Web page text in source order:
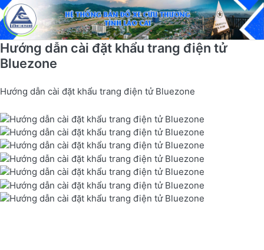
Hướng dẫn cài đặt khẩu trang điện tử
Bluezone
Hướng dẫn cài đặt khẩu trang điện tử Bluezone